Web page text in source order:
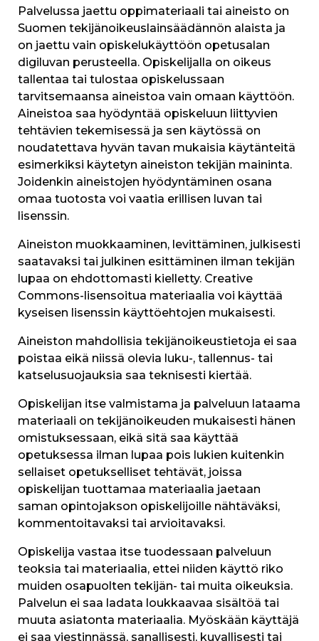
Palvelussa jaettu oppimateriaali tai aineisto on
Suomen tekijänoikeuslainsäädännön alaista ja
on jaettu vain opiskelukäyttöön opetusalan
digiluvan perusteella. Opiskelijalla on oikeus
tallentaa tai tulostaa opiskelussaan
tarvitsemaansa aineistoa vain omaan käyttöön.
Aineistoa saa hyödyntää opiskeluun liittyvien
tehtävien tekemisessä ja sen käytössä on
noudatettava hyvän tavan mukaisia käytänteitä
esimerkiksi käytetyn aineiston tekijän maininta.
Joidenkin aineistojen hyödyntäminen osana
omaa tuotosta voi vaatia erillisen luvan tai
lisenssin.
Aineiston muokkaaminen, levittäminen, julkisesti
saatavaksi tai julkinen esittäminen ilman tekijän
lupaa on ehdottomasti kielletty. Creative
Commons-lisensoitua materiaalia voi käyttää
kyseisen lisenssin käyttöehtojen mukaisesti.
Aineiston mahdollisia tekijänoikeustietoja ei saa
poistaa eikä niissä olevia luku-, tallennus- tai
katselusuojauksia saa teknisesti kiertää.
Opiskelijan itse valmistama ja palveluun lataama
materiaali on tekijänoikeuden mukaisesti hänen
omistuksessaan, eikä sitä saa käyttää
opetuksessa ilman lupaa pois lukien kuitenkin
sellaiset opetukselliset tehtävät, joissa
opiskelijan tuottamaa materiaalia jaetaan
saman opintojakson opiskelijoille nähtäväksi,
kommentoitavaksi tai arvioitavaksi.
Opiskelija vastaa itse tuodessaan palveluun
teoksia tai materiaalia, ettei niiden käyttö riko
muiden osapuolten tekijän- tai muita oikeuksia.
Palvelun ei saa ladata loukkaavaa sisältöä tai
muuta asiatonta materiaalia. Myöskään käyttäjä
ei saa viestinnässä, sanallisesti, kuvallisesti tai